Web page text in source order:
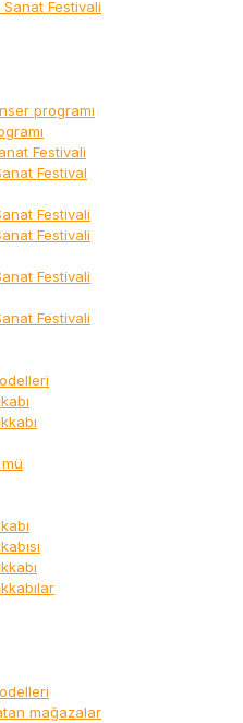
Festivali
programı
Festivali
Festival
Festivali
Festivali
Festivali
Festivali
mağazalar